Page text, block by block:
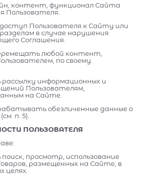
контент, функционал Сайта
Пользователя.
Пользователя к Сайту или
в случае нарушения
Соглашения.
любой контент,
по своему
информационных и
Пользователям,
на Сайте.
обезличенные данные о
п. 5).
ПОЛЬЗОВАТЕЛЯ
просмотр, использование
размещенных на Сайте, в
целях.